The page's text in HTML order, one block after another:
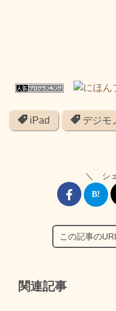
iPad デジモ
＼ シ
この記事の
関連記事